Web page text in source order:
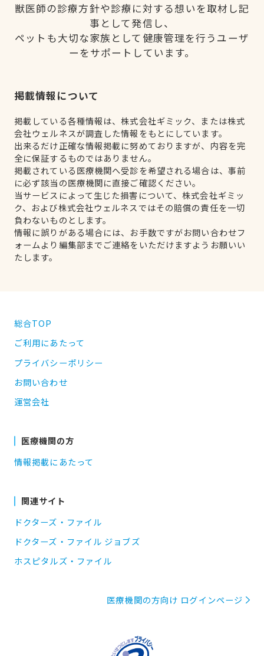
獣医師の診療方針や診療に対する想いを取材し記
事として発信し、
ペットも大切な家族として健康管理を行うユーザ
ーをサポートしています。
掲載情報について
掲載している各種情報は、株式会社ギミック、または株式
会社ウェルネスが調査した情報をもとにしています。
出来るだけ正確な情報掲載に努めておりますが、内容を完
全に保証するものではありません。
掲載されている医療機関へ受診を希望される場合は、事前
に必ず該当の医療機関に直接ご確認ください。
当サービスによって生じた損害について、株式会社ギミッ
ク、および株式会社ウェルネスではその賠償の責任を一切
負わないものとします。
情報に誤りがある場合には、お手数ですがお問い合わせフ
ォームより編集部までご連絡をいただけますようお願いい
たします。
総合TOP
ご利用にあたって
プライバシーポリシー
お問い合わせ
運営会社
医療機関の方
情報掲載にあたって
関連サイト
ドクターズ・ファイル
ドクターズ・ファイル ジョブズ
ホスピタルズ・ファイル
医療機関の方向け ログインページ